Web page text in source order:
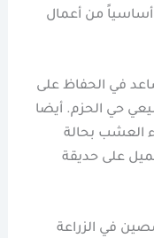
من أعمال
في الحفاظ على
حي الحزم. أيضا
العشب بحالة
على حديقة
في الزراعة